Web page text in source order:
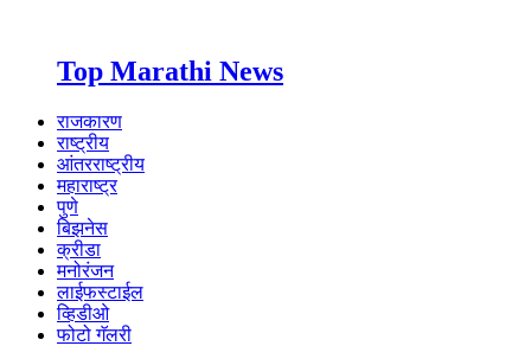
Top Marathi News
राजकारण
राष्ट्रीय
आंतरराष्ट्रीय
महाराष्ट्र
पुणे
बिझनेस
क्रीडा
मनोरंजन
लाईफस्टाईल
व्हिडीओ
फोटो गॅलरी